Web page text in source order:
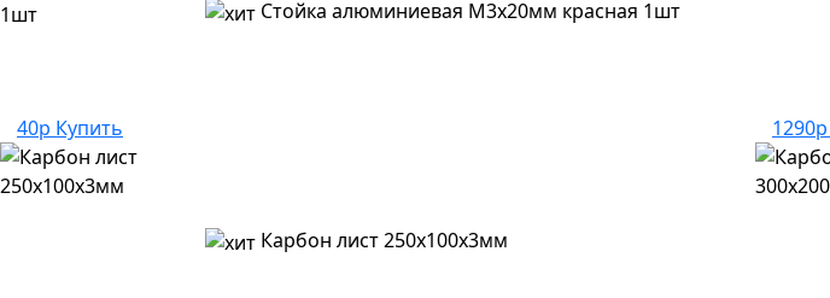
Стойка алюминиевая M3x20мм красная 1шт
40р Купить
Карбон лист 250х100х3мм
1290р